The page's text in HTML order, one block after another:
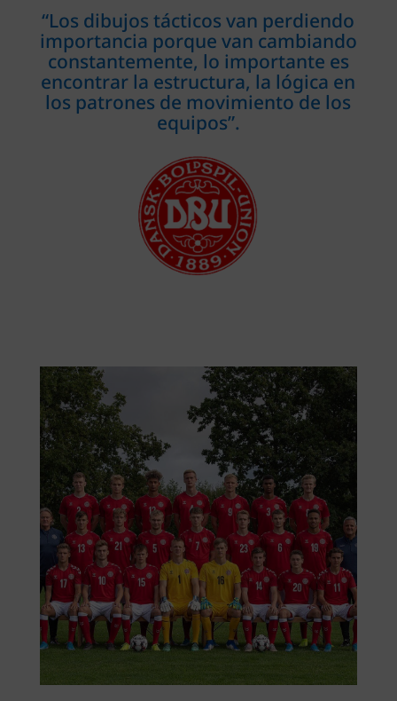
“Los dibujos tácticos van perdiendo
importancia porque van cambiando
constantemente, lo importante es
encontrar la estructura, la lógica en
los patrones de movimiento de los
equipos”.